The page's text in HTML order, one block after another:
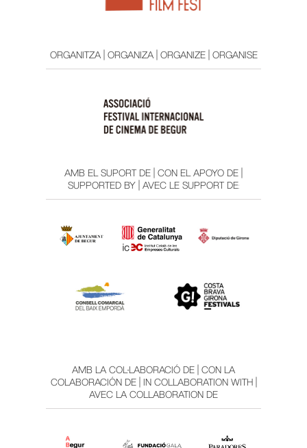
ORGANITZA | ORGANIZA | ORGANIZE | ORGANISE
AMB EL SUPORT DE | CON EL APOYO DE |
SUPPORTED BY | AVEC LE SUPPORT DE:
AMB LA COL·LABORACIÓ DE | CON LA
COLABORACIÓN DE | IN COLLABORATION WITH |
AVEC LA COLLABORATION DE